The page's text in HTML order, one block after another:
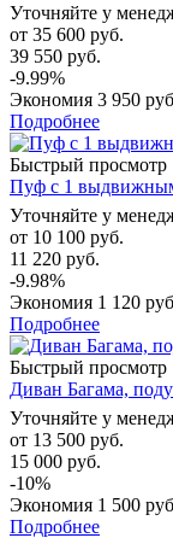
Уточняйте у
от 35 600 руб.
39 550 руб.
-9.99%
Экономия 3 950
Подробнее
Быстрый просмотр
Пуф с 1
Уточняйте у
от 10 100 руб.
11 220 руб.
-9.98%
Экономия 1 120
Подробнее
Быстрый просмотр
Диван Багама,
Уточняйте у
от 13 500 руб.
15 000 руб.
-10%
Экономия 1 500
Подробнее